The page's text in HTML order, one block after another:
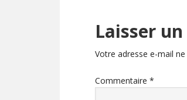
du
lecteur
Laisser
Votre adresse e-mail
Commentaire *